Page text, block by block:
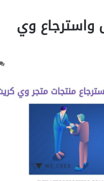
واسترجاع وي